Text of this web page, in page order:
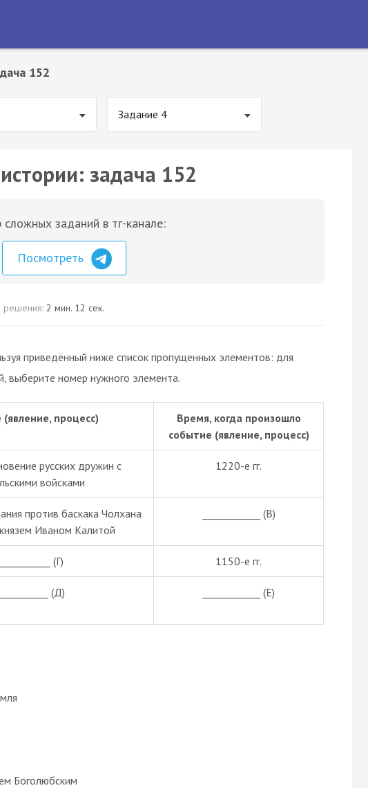
152
Задание 4
задача 152
сложных заданий в тг-канале:
Посмотреть
решения: 2 мин. 12 сек.
приведённый ниже список пропущенных элементов: для
выберите номер нужного элемента.
процесс)
Время, когда произошло
событие (явление, процесс)
русских дружин с
войсками
1220-е гг.
против баскака Чолхана
Иваном Калитой
____________ (В)
(Г) 1150-е гг.
(Д) ____________ (Е)
Боголюбским